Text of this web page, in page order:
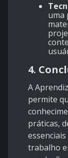
uma
4.
A
permite
práticas,
trabalho